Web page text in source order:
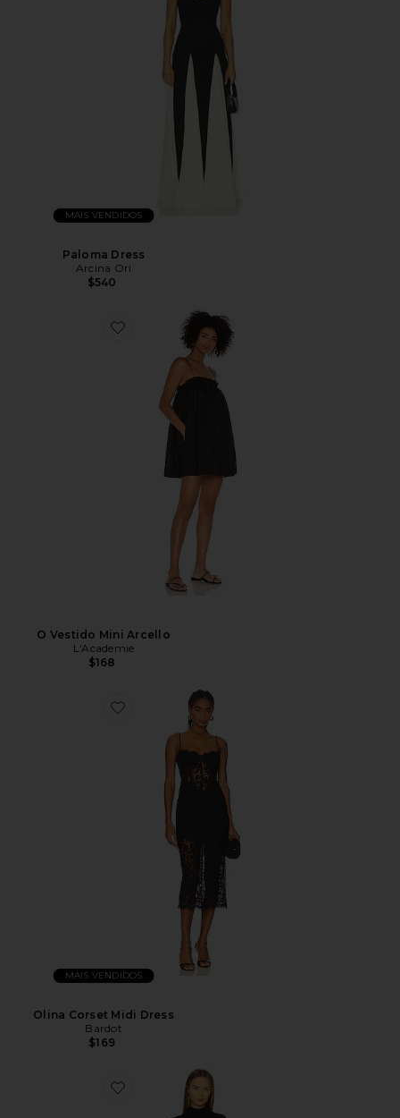
MAIS VENDIDOS
Paloma Dress
Arcina Ori
$540
O Vestido Mini Arcello
L'Academie
$168
MAIS VENDIDOS
Olina Corset Midi Dress
Bardot
$169